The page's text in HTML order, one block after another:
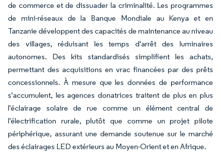
de commerce et de dissuader la criminalité. Les programmes
de mini-réseaux de la Banque Mondiale au Kenya et en
Tanzanie développent des capacités de maintenance au niveau
des villages, réduisant les temps d'arrêt des luminaires
autonomes. Des kits standardisés simplifient les achats,
permettant des acquisitions en vrac financées par des prêts
concessionnels. À mesure que les données de performance
s'accumulent, les agences donatrices traitent de plus en plus
l'éclairage solaire de rue comme un élément central de
l'électrification rurale, plutôt que comme un projet pilote
périphérique, assurant une demande soutenue sur le marché
des éclairages LED extérieurs au Moyen-Orient et en Afrique.